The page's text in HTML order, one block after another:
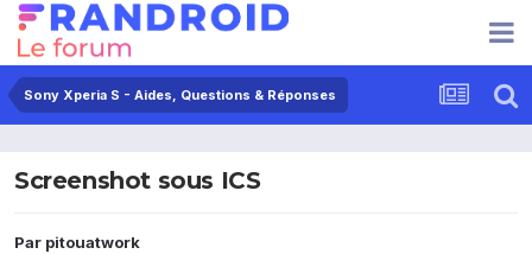
Sony Xperia S - Aides, Questions & Réponses
Screenshot sous ICS
Par pitouatwork